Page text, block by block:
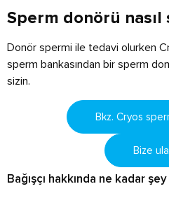
Sperm donörü nasıl
Donör spermi ile tedavi olurken
sperm bankasından bir sperm
sizin.
Bkz. Cryos
Bize
Bağışçı hakkında ne kadar